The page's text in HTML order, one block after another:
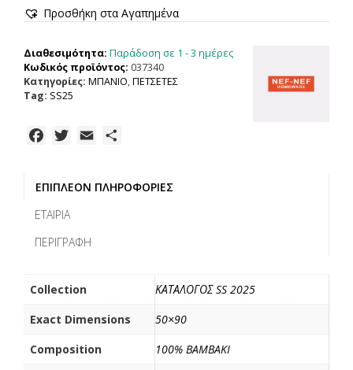
Προσθήκη στα Αγαπημένα
Διαθεσιμότητα: Παράδοση σε 1 - 3 ημέρες
Κωδικός προϊόντος: 037340
Κατηγορίες: ΜΠΑΝΙΟ,ΠΕΤΣΕΤΕΣ
Tag: SS25
e
b
o
t
r
i
ρ
τ
ε
ΕΠΙΠΛΈΟΝ ΠΛΗΡΟΦΟΡΊΕΣ
ΕΤΑΙΡΊΑ
ΠΕΡΙΓΡΑΦΉ
Collection
ΚΑΤΑΛΟΓΟΣ SS 2025
Exact Dimensions
50×90
Composition
100% BAMBAKI